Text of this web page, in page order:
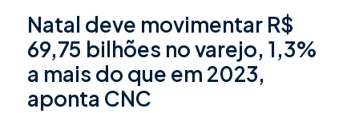
Natal deve movimentar R$
69,75 bilhões no varejo, 1,3%
a mais do que em 2023,
aponta CNC